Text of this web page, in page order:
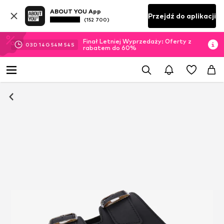
ABOUT YOU App
(152 700) Przejdź do aplikacji
03D 14 G 54M 53 S
Finał Letniej Wyprzedaży: Oferty z
rabatem do 60%